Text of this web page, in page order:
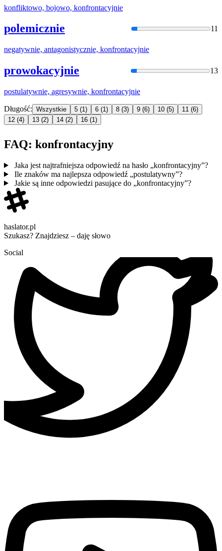
konfliktowo, bojowo, konfrontacyjnie
polemicznie 11
negatywnie, antagonistycznie, konfrontacyjnie
prowokacyjnie 13
postulatywnie, agresywnie, konfrontacyjnie
Długość: Wszystkie 5 (1) 6 (1) 8 (3) 9 (6) 10 (5) 11 (6)
12 (4) 13 (2) 14 (2) 16 (1)
FAQ: konfrontacyjny
Jaka jest najtrafniejsza odpowiedź na hasło „konfrontacyjny”?
Ile znaków ma najlepsza odpowiedź „postulatywny”?
Jakie są inne odpowiedzi pasujące do „konfrontacyjny”?
haslator.pl
Szukasz? Znajdziesz – daję słowo
Social